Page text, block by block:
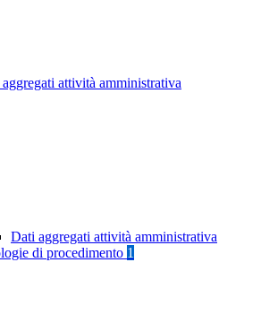
attività amministrativa
Dati aggregati attività amministrativa
di procedimento 1